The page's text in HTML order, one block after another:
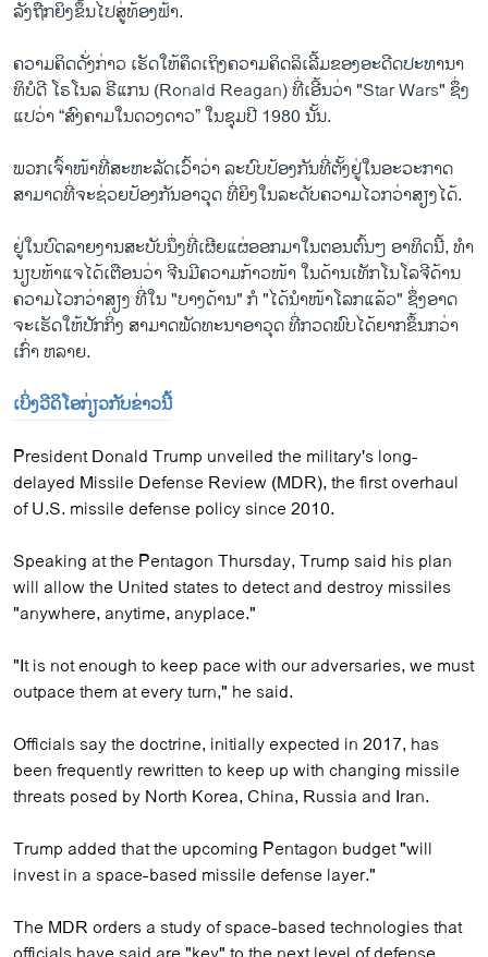
ລັງ​ຖືກ​ຍິງ​ຂຶ້ນ​ໄປສູ່​ທ້ອງ​ຟ້າ.
ຄວາມ​ຄິດ​ດັ່ງ​ກ່າວ ເຮັດ​ໃຫ້​ຄຶດ​ເຖິງຄວາມ​ຄິດ​ລິ​ເລີ້ມ​ຂອງອະ​ດີດ​ປະ​ທາ​ນາ​
ທິ​ບໍ​ດີ ໂຣ​ໂນ​ລ ຣີແກນ (Ronald Reagan) ທີ່​ເອີ້ນ​ວ່າ "Star Wars" ຊຶ່ງ​
ແປ​ວ່າ “ສົງ​ຄາມ​ໃນ​ດວງ​ດາວ” ໃນ​ຊຸມ​ປີ 1980 ນັ້ນ.
ພວກເຈົ້າ​ໜ້າ​ທີ່​ສະ​ຫະ​ລັດເວົ້າ​ວ່າ ລະ​ບົບ​ປ້ອງ​ກັນ​ທີ່​ຕັ້ງ​ຢູ່​ໃນ​ອະ​ວະ​ກາດ ​
ສາ​ມາດ​ທີ່​ຈະ​ຊ່ວຍ​ປ້ອງ​ກັນ​ອາ​ວຸດ ​ທີ່​ຍິງ​ໃນ​ລະ​ດັບ​ຄວາມ​ໄວກວ່າ​ສຽງໄດ້.
ຢູ່​ໃນ​ບົດ​ລາຍ​ງານ​ສະ​ບັບ​ນຶ່ງທີ່​ເຜີຍ​ແຜ່​ອອກ​ມາໃນ​ຕອນ​ຕົ້ນໆ ອາທິດນີ້, ທຳ​
ນຽບ​ຫ້າ​ແຈໄດ້​ເຕືອນ​ວ່າ ຈີນມີ​ຄວາມ​ກ້າວ​ໜ້າ​ ໃນ​ດ້ານ​ເທັກ​ໂນ​ໂລ​ຈີດ້ານ​
ຄວາມ​ໄວ​ກວ່າ​ສຽງ ທີ່ໃນ "ບາງ​ດ້ານ" ກໍ "ໄດ້​ນຳ​ໜ້າ​ໂລກ​ແລ້ວ" ຊຶ່ງອາດ​
ຈະ​ເຮັດ​ໃຫ້​ປັກ​ກິ່ງ​ ສາ​ມາດ​ພັດ​ທະ​ນາ​ອາ​ວຸດ ​ທີ່ກວດ​ພົບ​ໄດ້​ຍາກຂຶ້ນກວ່າ​
ເກົ່າ ​ຫລາຍ​.
ເບິ່ງວີ​ດິ​ໂອ​ກ່ຽວ​ກັບຂ່າວນີ້
President Donald Trump unveiled the military's long-
delayed Missile Defense Review (MDR), the first overhaul
of U.S. missile defense policy since 2010.
Speaking at the Pentagon Thursday, Trump said his plan
will allow the United states to detect and destroy missiles
"anywhere, anytime, anyplace."
"It is not enough to keep pace with our adversaries, we must
outpace them at every turn," he said.
Officials say the doctrine, initially expected in 2017, has
been frequently rewritten to keep up with changing missile
threats posed by North Korea, China, Russia and Iran.
Trump added that the upcoming Pentagon budget "will
invest in a space-based missile defense layer."
The MDR orders a study of space-based technologies that